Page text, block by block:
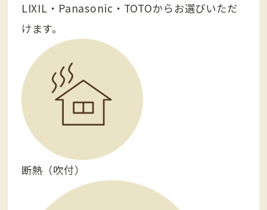
LIXIL・Panasonic・TOTOからお選びいただ
けます。
断熱（吹付）